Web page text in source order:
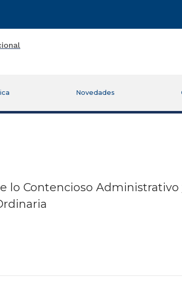
Novedades
lo Contencioso Administrativo